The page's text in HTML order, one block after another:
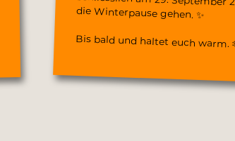
die Winterpause gehen. ✨
Bis bald und haltet euch warm.